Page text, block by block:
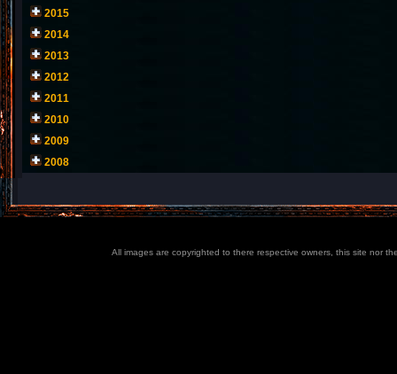
2015
2014
2013
2012
2011
2010
2009
2008
All images are copyrighted to there respective owners, this site nor